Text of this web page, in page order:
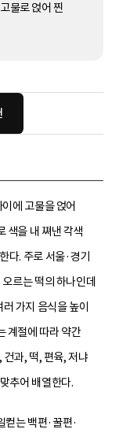
물로 얹어 찐
에 고물을 얹어
색을 내 쪄낸 각색
다. 주로 서울·경기
르는 떡의 하나인데
가지 음식을 높이
계절에 따라 약간
건과, 떡, 편육, 저냐
추어 배열한다.
컫는 백편·꿀편·